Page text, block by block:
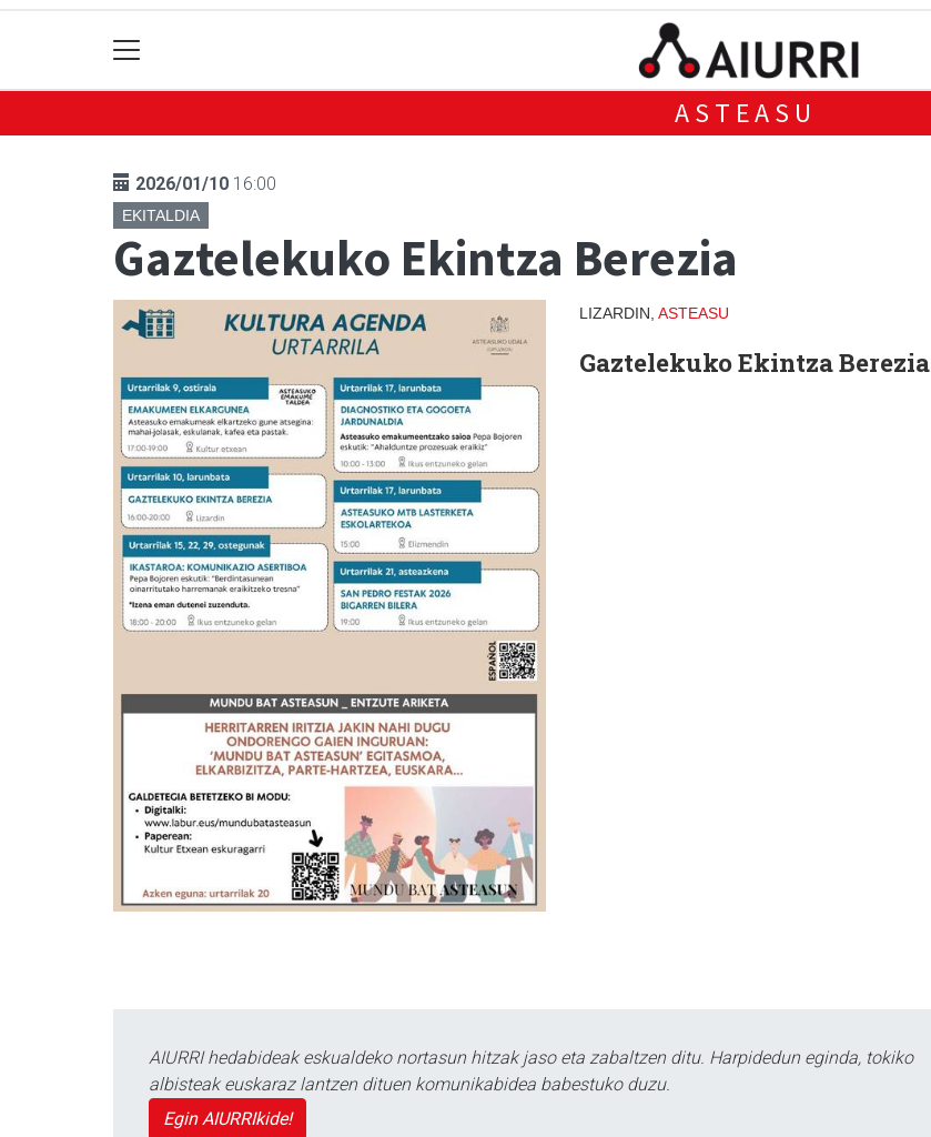
ASTEASU
2026/01/10 16:00
EKITALDIA
Gaztelekuko Ekintza Berezia
LIZARDIN, ASTEASU
Gaztelekuko Ekintza Berezia
AIURRI hedabideak eskualdeko nortasun hitzak jaso eta zabaltzen ditu. Harpidedun eginda, tokiko
albisteak euskaraz lantzen dituen komunikabidea babestuko duzu.
Egin AIURRIkide!